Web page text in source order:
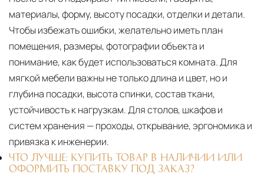
материалы, форму, высоту посадки, отделки и детали.
Чтобы избежать ошибки, желательно иметь план
помещения, размеры, фотографии объекта и
понимание, как будет использоваться комната. Для
мягкой мебели важны не только длина и цвет, но и
глубина посадки, высота спинки, состав ткани,
устойчивость к нагрузкам. Для столов, шкафов и
систем хранения — проходы, открывание, эргономика и
привязка к инженерии.
ЧТО ЛУЧШЕ: КУПИТЬ ТОВАР В НАЛИЧИИ ИЛИ
ОФОРМИТЬ ПОСТАВКУ ПОД ЗАКАЗ?